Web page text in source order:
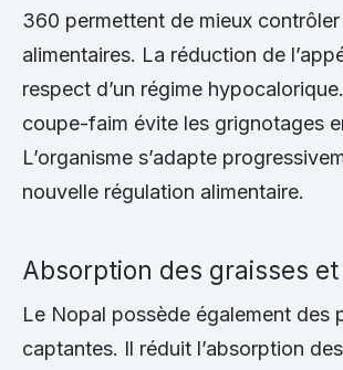
360 permettent de mieux
alimentaires. La réduction de
respect d’un régime
coupe-faim évite les grignotages
L’organisme s’adapte
nouvelle régulation alimentaire.
Absorption des graisses
Le Nopal possède également des
captantes. Il réduit l’absorption